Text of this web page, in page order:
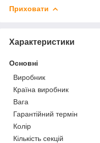
Приховати
Характеристики
Основні
Виробник
Країна виробник
Вага
Гарантійний термін
Колір
Кількість секцій